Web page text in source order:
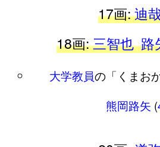
17画:迪
18画:三智也 路
大学教員の「くまお
熊岡路矢 (